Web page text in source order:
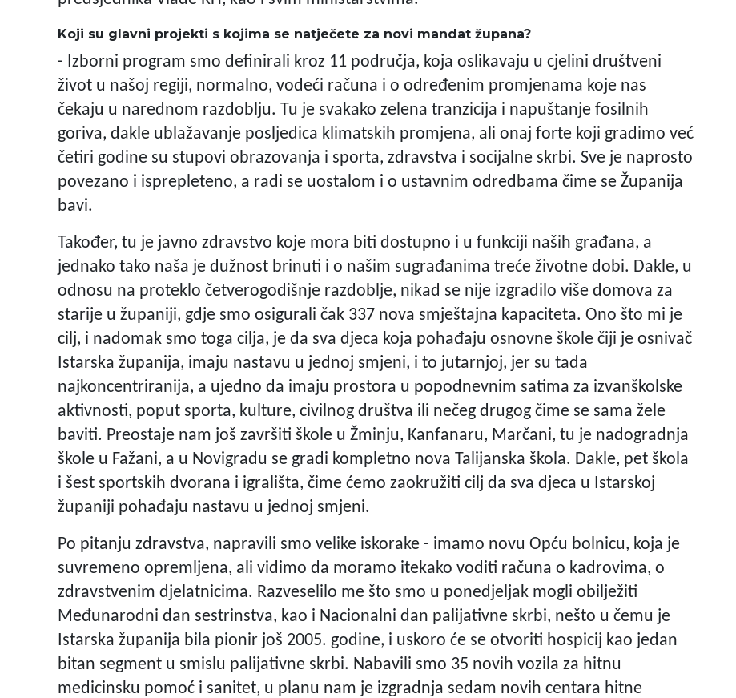
Koji su glavni projekti s kojima se natječete za novi mandat župana?
- Izborni program smo definirali kroz 11 područja, koja oslikavaju u cjelini društveni
život u našoj regiji, normalno, vodeći računa i o određenim promjenama koje nas
čekaju u narednom razdoblju. Tu je svakako zelena tranzicija i napuštanje fosilnih
goriva, dakle ublažavanje posljedica klimatskih promjena, ali onaj forte koji gradimo već
četiri godine su stupovi obrazovanja i sporta, zdravstva i socijalne skrbi. Sve je naprosto
povezano i isprepleteno, a radi se uostalom i o ustavnim odredbama čime se Županija
bavi.
Također, tu je javno zdravstvo koje mora biti dostupno i u funkciji naših građana, a
jednako tako naša je dužnost brinuti i o našim sugrađanima treće životne dobi. Dakle, u
odnosu na proteklo četverogodišnje razdoblje, nikad se nije izgradilo više domova za
starije u županiji, gdje smo osigurali čak 337 nova smještajna kapaciteta. Ono što mi je
cilj, i nadomak smo toga cilja, je da sva djeca koja pohađaju osnovne škole čiji je osnivač
Istarska županija, imaju nastavu u jednoj smjeni, i to jutarnjoj, jer su tada
najkoncentriranija, a ujedno da imaju prostora u popodnevnim satima za izvanškolske
aktivnosti, poput sporta, kulture, civilnog društva ili nečeg drugog čime se sama žele
baviti. Preostaje nam još završiti škole u Žminju, Kanfanaru, Marčani, tu je nadogradnja
škole u Fažani, a u Novigradu se gradi kompletno nova Talijanska škola. Dakle, pet škola
i šest sportskih dvorana i igrališta, čime ćemo zaokružiti cilj da sva djeca u Istarskoj
županiji pohađaju nastavu u jednoj smjeni.
Po pitanju zdravstva, napravili smo velike iskorake - imamo novu Opću bolnicu, koja je
suvremeno opremljena, ali vidimo da moramo itekako voditi računa o kadrovima, o
zdravstvenim djelatnicima. Razveselilo me što smo u ponedjeljak mogli obilježiti
Međunarodni dan sestrinstva, kao i Nacionalni dan palijativne skrbi, nešto u čemu je
Istarska županija bila pionir još 2005. godine, i uskoro će se otvoriti hospicij kao jedan
bitan segment u smislu palijativne skrbi. Nabavili smo 35 novih vozila za hitnu
medicinsku pomoć i sanitet, u planu nam je izgradnja sedam novih centara hitne